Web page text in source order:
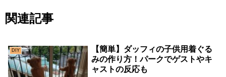
関連記事
DIY
【簡単】ダッフィの子供用着ぐる
みの作り方！パークでゲストやキ
ャストの反応も